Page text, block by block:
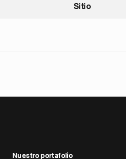
Sitio
Nuestro portafolio